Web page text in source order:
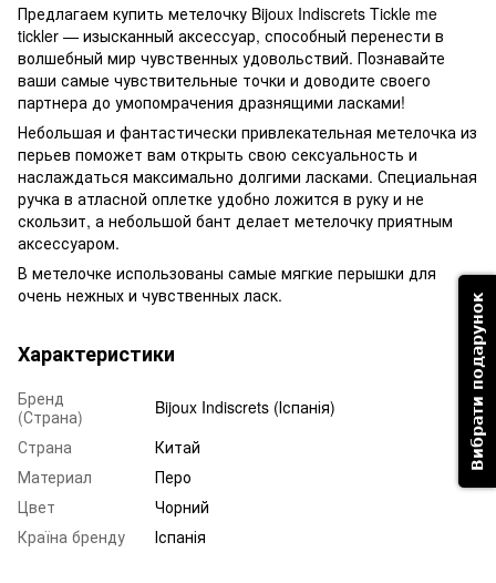
Предлагаем купить метелочку Bijoux Indiscrets Tickle me
tickler — изысканный аксессуар, способный перенести в
волшебный мир чувственных удовольствий. Познавайте
ваши самые чувствительные точки и доводите своего
партнера до умопомрачения дразнящими ласками!
Небольшая и фантастически привлекательная метелочка из
перьев поможет вам открыть свою сексуальность и
наслаждаться максимально долгими ласками. Специальная
ручка в атласной оплетке удобно ложится в руку и не
скользит, а небольшой бант делает метелочку приятным
аксессуаром.
В метелочке использованы самые мягкие перышки для
очень нежных и чувственных ласк.
Характеристики
Бренд
(Страна)
Bijoux Indiscrets (Іспанія)
Страна
Китай
Материал
Перо
Цвет
Чорний
Країна бренду
Іспанія
Вибрати подарунок